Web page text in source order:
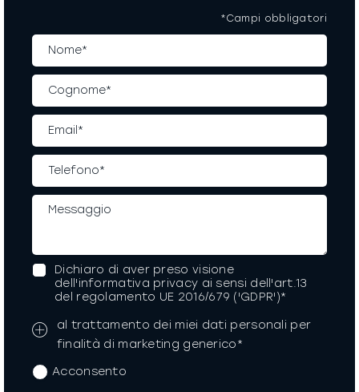
Dichiaro di aver preso visione
dell'informativa privacy ai sensi dell'art.13
del regolamento UE 2016/679 ('GDPR')*
al trattamento dei miei dati personali per
finalità di marketing generico*
Acconsento
*Campi obbligatori